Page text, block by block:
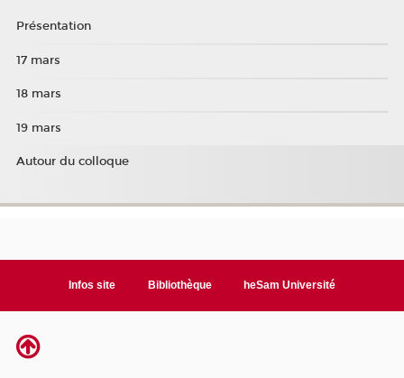
Présentation
17 mars
18 mars
19 mars
Autour du colloque
Infos site Bibliothèque heSam Université